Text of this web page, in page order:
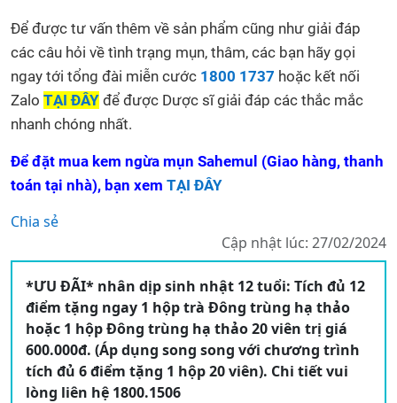
Để được tư vấn thêm về sản phẩm cũng như giải đáp
các câu hỏi về tình trạng mụn, thâm, các bạn hãy gọi
ngay tới tổng đài miễn cước 1800 1737 hoặc kết nối
Zalo TẠI ĐÂY để được Dược sĩ giải đáp các thắc mắc
nhanh chóng nhất.
Để đặt mua kem ngừa mụn Sahemul (Giao hàng, thanh
toán tại nhà), bạn xem TẠI ĐÂY
Chia sẻ
Cập nhật lúc: 27/02/2024
*ƯU ĐÃI* nhân dịp sinh nhật 12 tuổi: Tích đủ 12
điểm tặng ngay 1 hộp trà Đông trùng hạ thảo
hoặc 1 hộp Đông trùng hạ thảo 20 viên trị giá
600.000đ. (Áp dụng song song với chương trình
tích đủ 6 điểm tặng 1 hộp 20 viên). Chi tiết vui
lòng liên hệ 1800.1506